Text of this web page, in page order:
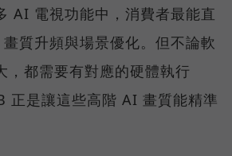
AI 電視功能中，消費者最能直
質升頻與場景優化。但不論軟
，都需要有對應的硬體執行
正是讓這些高階 AI 畫質能精準